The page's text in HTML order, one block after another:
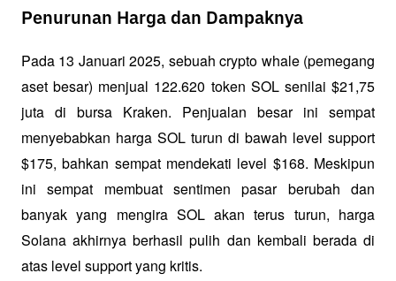
Penurunan Harga dan Dampaknya
Pada 13 Januari 2025, sebuah crypto whale (pemegang
aset besar) menjual 122.620 token SOL senilai $21,75
juta di bursa Kraken. Penjualan besar ini sempat
menyebabkan harga SOL turun di bawah level support
$175, bahkan sempat mendekati level $168. Meskipun
ini sempat membuat sentimen pasar berubah dan
banyak yang mengira SOL akan terus turun, harga
Solana akhirnya berhasil pulih dan kembali berada di
atas level support yang kritis.